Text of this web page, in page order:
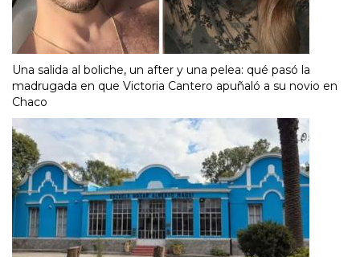
Una salida al boliche, un after y una pelea: qué pasó la
madrugada en que Victoria Cantero apuñaló a su novio en
Chaco